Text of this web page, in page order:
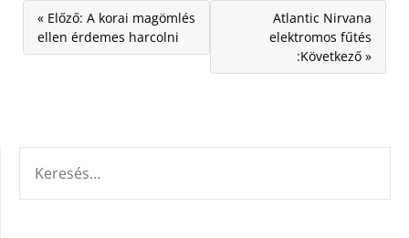
« Előző: A korai magömlés
ellen érdemes harcolni
Atlantic Nirvana
elektromos fűtés
:Következő »